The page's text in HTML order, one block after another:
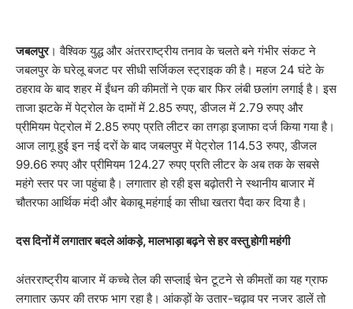
जबलपुर। वैश्विक युद्ध और अंतरराष्ट्रीय तनाव के चलते बने गंभीर संकट ने
जबलपुर के घरेलू बजट पर सीधी सर्जिकल स्ट्राइक की है। महज 24 घंटे के
ठहराव के बाद शहर में ईंधन की कीमतों ने एक बार फिर लंबी छलांग लगाई है। इस
ताजा झटके में पेट्रोल के दामों में 2.85 रुपए, डीजल में 2.79 रुपए और
प्रीमियम पेट्रोल में 2.85 रुपए प्रति लीटर का तगड़ा इजाफा दर्ज किया गया है।
आज लागू हुई इन नई दरों के बाद जबलपुर में पेट्रोल 114.53 रुपए, डीजल
99.66 रुपए और प्रीमियम 124.27 रुपए प्रति लीटर के अब तक के सबसे
महंगे स्तर पर जा पहुंचा है। लगातार हो रही इस बढ़ोतरी ने स्थानीय बाजार में
चौतरफा आर्थिक मंदी और बेकाबू महंगाई का सीधा खतरा पैदा कर दिया है।
दस दिनों में लगातार बदले आंकड़े, मालभाड़ा बढ़ने से हर वस्तु होगी महंगी
​अंतरराष्ट्रीय बाजार में कच्चे तेल की सप्लाई चेन टूटने से कीमतों का यह ग्राफ
लगातार ऊपर की तरफ भाग रहा है। आंकड़ों के उतार-चढ़ाव पर नजर डालें तो